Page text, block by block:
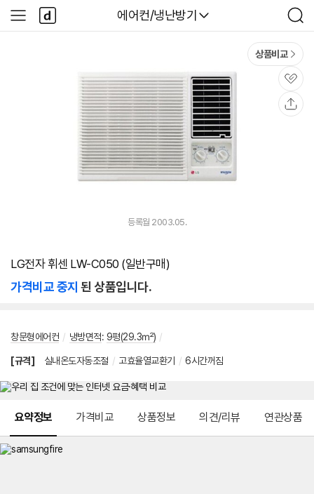
다나와
에어컨/냉난방기
검
색
사
이
다
나
와
상품비교
관
심
등록월 2003.05.
LG전자 휘센 LW-C050 (일반구매)
가격비교 중지 된 상품입니다.
창문형에어컨 / 냉방면적: 9평(29.3㎡) /
[규격] 실내온도자동조절 / 고효율열교환기 / 6시간꺼짐
요약정보 가격비교 상품정보 의견/리뷰 연관상품